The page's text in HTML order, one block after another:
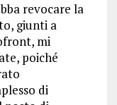
revocare la
giunti a
mi
poiché
di